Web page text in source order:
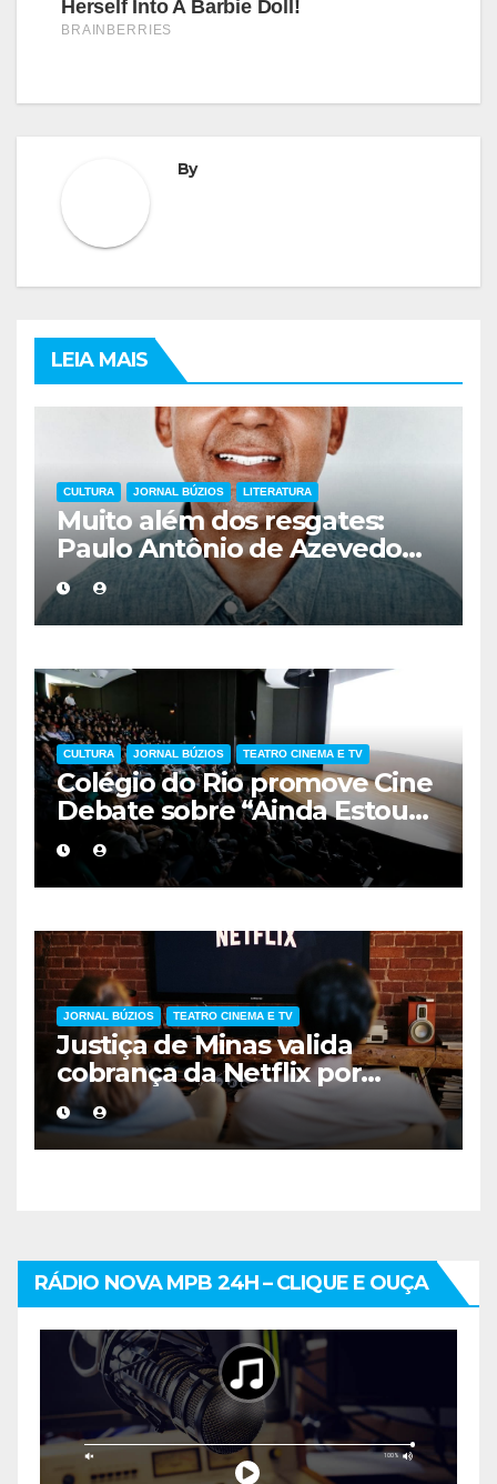
By
LEIA MAIS
CULTURA JORNAL BÚZIOS LITERATURA
Muito além dos resgates:
Paulo Antônio de Azevedo
eterniza a coragem, a
humanidade e a missão dos
guarda-vidas na literatura
CULTURA JORNAL BÚZIOS TEATRO CINEMA E TV
Colégio do Rio promove Cine
Debate sobre “Ainda Estou
Aqui”, obra cobrada no
vestibular da UERJ
JORNAL BÚZIOS TEATRO CINEMA E TV
Justiça de Minas valida
cobrança da Netflix por
compartilhamento de
senhas fora da residência
RÁDIO NOVA MPB 24H – CLIQUE E OUÇA